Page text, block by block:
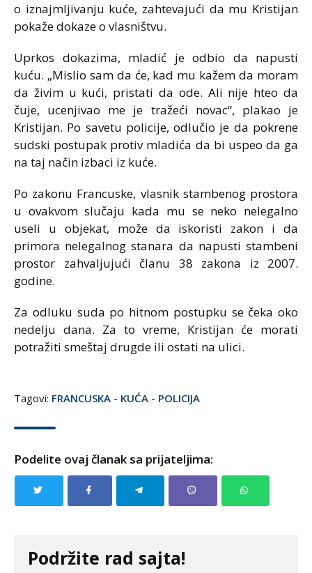
o iznajmljivanju kuće, zahtevajući da mu Kristijan
pokaže dokaze o vlasništvu.
Uprkos dokazima, mladić je odbio da napusti
kuću. „Mislio sam da će, kad mu kažem da moram
da živim u kući, pristati da ode. Ali nije hteo da
čuje, ucenjivao me je tražeći novac“, plakao je
Kristijan. Po savetu policije, odlučio je da pokrene
sudski postupak protiv mladića da bi uspeo da ga
na taj način izbaci iz kuće.
Po zakonu Francuske, vlasnik stambenog prostora
u ovakvom slučaju kada mu se neko nelegalno
useli u objekat, može da iskoristi zakon i da
primora nelegalnog stanara da napusti stambeni
prostor zahvaljujući članu 38 zakona iz 2007.
godine.
Za odluku suda po hitnom postupku se čeka oko
nedelju dana. Za to vreme, Kristijan će morati
potražiti smeštaj drugde ili ostati na ulici.
Tagovi: FRANCUSKA - KUĆA - POLICIJA
Podelite ovaj članak sa prijateljima:
Podržite rad sajta!